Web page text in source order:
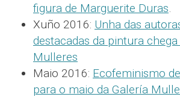
figura de Marguerite Duras.
Xuño 2016: Unha das
destacadas da pintura
Mulleres
Maio 2016: Ecofeminismo
para o maio da Galería